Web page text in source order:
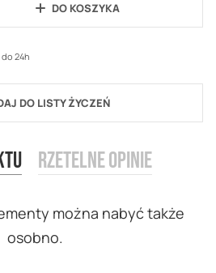
DO KOSZYKA
do 24h
DO LISTY ŻYCZEŃ
można nabyć także
osobno.
Rzetelne opinie